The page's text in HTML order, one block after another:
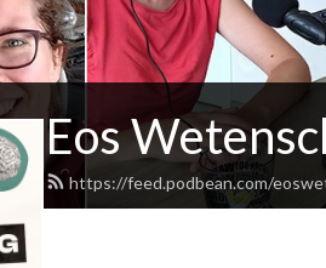
Eos
https://feed.podbean.com/